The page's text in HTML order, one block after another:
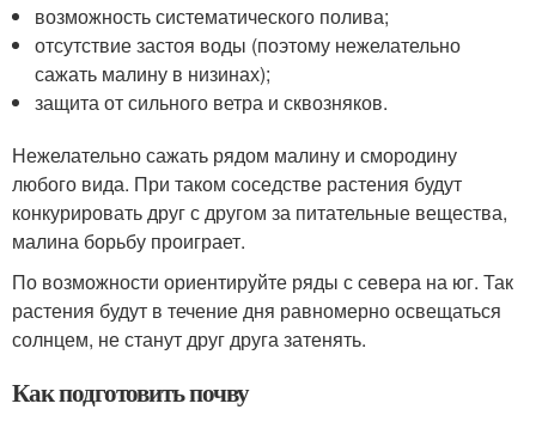
возможность систематического полива;
отсутствие застоя воды (поэтому нежелательно
сажать малину в низинах);
защита от сильного ветра и сквозняков.
Нежелательно сажать рядом малину и смородину
любого вида. При таком соседстве растения будут
конкурировать друг с другом за питательные вещества,
малина борьбу проиграет.
По возможности ориентируйте ряды с севера на юг. Так
растения будут в течение дня равномерно освещаться
солнцем, не станут друг друга затенять.
Как подготовить почву